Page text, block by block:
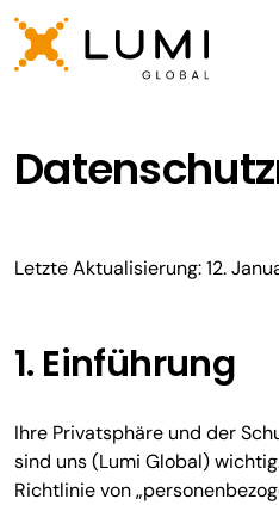
Letzte Aktualisierung: 12.
1. Einführung
Ihre Privatsphäre und der
sind uns (Lumi Global)
Richtlinie von